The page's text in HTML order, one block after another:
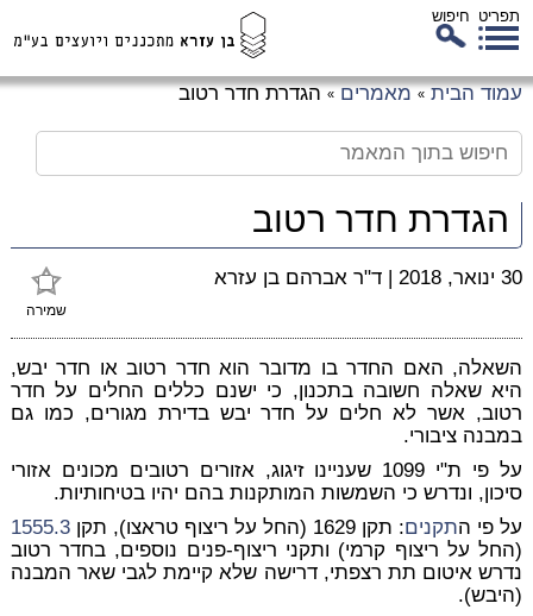
תפריט חיפוש
עמוד הבית » מאמרים » הגדרת חדר רטוב
הגדרת חדר רטוב
שמירה
30 ינואר, 2018 | ד"ר אברהם בן עזרא
השאלה, האם החדר בו מדובר הוא חדר רטוב או חדר יבש,
היא שאלה חשובה בתכנון, כי ישנם כללים החלים על חדר
רטוב, אשר לא חלים על חדר יבש בדירת מגורים, כמו גם
במבנה ציבורי.
על פי ת"י 1099 שעניינו זיגוג, אזורים רטובים מכונים אזורי
סיכון, ונדרש כי השמשות המותקנות בהם יהיו בטיחותיות.
על פי התקנים: תקן 1629 (החל על ריצוף טראצו), תקן
1555.3
(החל על ריצוף קרמי) ותקני ריצוף-פנים נוספים, בחדר רטוב
נדרש איטום תת רצפתי, דרישה שלא קיימת לגבי שאר המבנה
(היבש).